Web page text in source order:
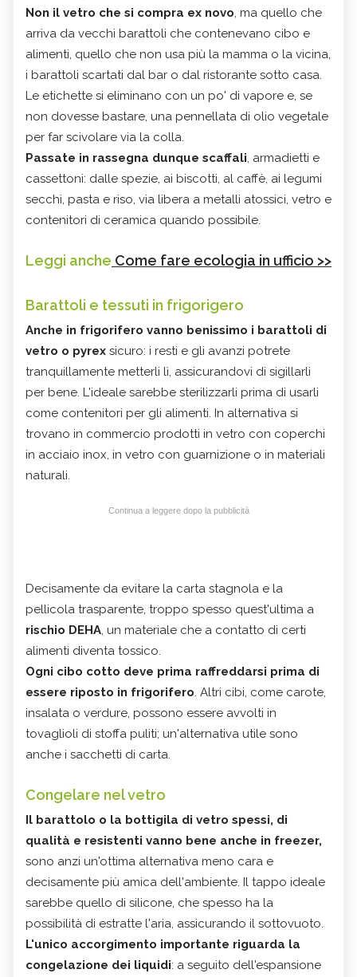
Non il vetro che si compra ex novo, ma quello che
arriva da vecchi barattoli che contenevano cibo e
alimenti, quello che non usa più la mamma o la vicina,
i barattoli scartati dal bar o dal ristorante sotto casa.
Le etichette si eliminano con un po' di vapore e, se
non dovesse bastare, una pennellata di olio vegetale
per far scivolare via la colla.
Passate in rassegna dunque scaffali, armadietti e
cassettoni: dalle spezie, ai biscotti, al caffè, ai legumi
secchi, pasta e riso, via libera a metalli atossici, vetro e
contenitori di ceramica quando possibile.
Leggi anche Come fare ecologia in ufficio >>
Barattoli e tessuti in frigorigero
Anche in frigorifero vanno benissimo i barattoli di
vetro o pyrex sicuro: i resti e gli avanzi potrete
tranquillamente metterli lì, assicurandovi di sigillarli
per bene. L'ideale sarebbe sterilizzarli prima di usarli
come contenitori per gli alimenti. In alternativa si
trovano in commercio prodotti in vetro con coperchi
in acciaio inox, in vetro con guarnizione o in materiali
naturali.
Continua a leggere dopo la pubblicità
Decisamente da evitare la carta stagnola e la
pellicola trasparente, troppo spesso quest'ultima a
rischio DEHA, un materiale che a contatto di certi
alimenti diventa tossico.
Ogni cibo cotto deve prima raffreddarsi prima di
essere riposto in frigorifero. Altri cibi, come carote,
insalata o verdure, possono essere avvolti in
tovaglioli di stoffa puliti; un'alternativa utile sono
anche i sacchetti di carta.
Congelare nel vetro
Il barattolo o la bottigila di vetro spessi, di
qualità e resistenti vanno bene anche in freezer,
sono anzi un'ottima alternativa meno cara e
decisamente più amica dell'ambiente. Il tappo ideale
sarebbe quello di silicone, che spesso ha la
possibilità di estratte l'aria, assicurando il sottovuoto.
L'unico accorgimento importante riguarda la
congelazione dei liquidi: a seguito dell'espansione